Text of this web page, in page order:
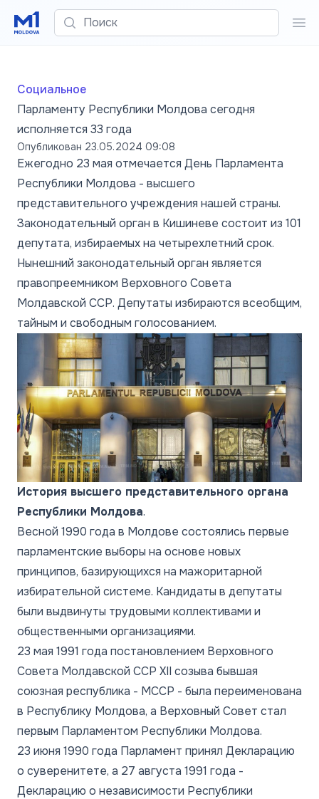
Поиск
Социальное
Парламенту Республики Молдова сегодня
исполняется 33 года
Опубликован 23.05.2024 09:08
Ежегодно 23 мая отмечается День Парламента
Республики Молдова - высшего
представительного учреждения нашей страны.
Законодательный орган в Кишиневе состоит из 101
депутата, избираемых на четырехлетний срок.
Нынешний законодательный орган является
правопреемником Верховного Совета
Молдавской ССР. Депутаты избираются всеобщим,
тайным и свободным голосованием.
История высшего представительного органа
Республики Молдова.
Весной 1990 года в Молдове состоялись первые
парламентские выборы на основе новых
принципов, базирующихся на мажоритарной
избирательной системе. Кандидаты в депутаты
были выдвинуты трудовыми коллективами и
общественными организациями.
23 мая 1991 года постановлением Верховного
Совета Молдавской ССР XII созыва бывшая
союзная республика - МССР - была переименована
в Республику Молдова, а Верховный Совет стал
первым Парламентом Республики Молдова.
23 июня 1990 года Парламент принял Декларацию
о суверенитете, а 27 августа 1991 года -
Декларацию о независимости Республики